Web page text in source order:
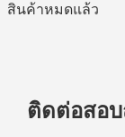
สินค้าหมดแล้ว
ติดต่อสอ